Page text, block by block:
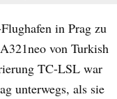
in Prag zu
von Turkish
TC-LSL war
unterwegs, als sie